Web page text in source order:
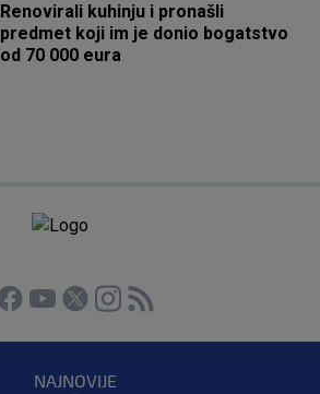
Renovirali kuhinju i pronašli
predmet koji im je donio bogatstvo
od 70 000 eura
NAJNOVIJE